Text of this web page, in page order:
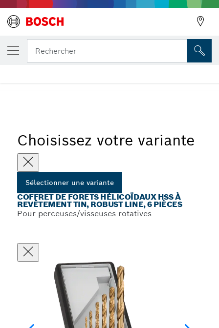
Rechercher
Choisissez votre variante
Sélectionner une variante
COFFRET DE FORETS HÉLICOÏDAUX HSS À
REVÊTEMENT TIN, ROBUST LINE, 6 PIÈCES
Pour perceuses/visseuses rotatives
VOTRE VARIANTE SÉLECTIONNÉE
Coffret de forets hélicoïdaux HSS à
Line, 6 pièces